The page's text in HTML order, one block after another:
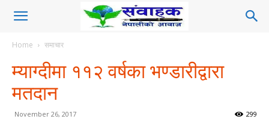
Home समाचार
म्याग्दीमा ११२ वर्षका भण्डारीद्वारा
मतदान
November 26, 2017 299